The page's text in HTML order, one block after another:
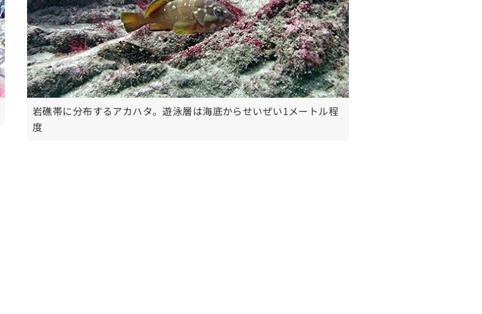
岩礁帯に分布するアカハタ。遊泳層は海底からせいぜい1メートル程
度